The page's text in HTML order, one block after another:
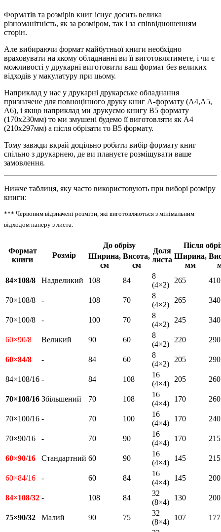
Форматів та розмірів книг існує досить велика
різноманітність, як за розміром, так і за співвідношенням
сторін.
Але вибираючи формат майбутньої книги необхідно
враховувати на якому обладнанні ви її виготовлятимете, і чи є
можливості у друкарні виготовити ваш формат без великих
відходів у макулатуру при цьому.
Наприклад у нас у друкарні друкарське обладнання
призначене для повноцінного друку книг А-формату (А4,А5,
А6), і якщо наприклад ми друкуємо книгу В5 формату
(170х230мм) то ми змушені будемо її виготовляти як А4
(210х297мм) а після обрізати то В5 формату.
Тому завжди вкрай доцільно робити вибір формату книг
спільно з друкарнею, де ви плануєте розміщувати ваше
замовлення.
Нижче таблиця, яку часто використовують при виборі розміру
книги:
*** Червоним відзначені розміри, які виготовляються з мінімальним
відходом паперу з листа.
Формат
книги
Розмір
До обрізу
Доля
листа
Після
Ширина,
см
Висота,
см
Ширина,
мм
84×108/8
Надвеликий 108 84
8
(4×2)
265 410
70×108/8 - 108 70
8
(4×2)
265 340
70×100/8 - 100 70
8
(4×2)
245 340
60×90/8 Великий 90 60
8
(4×2)
220 290
60×84/8 - 84 60
8
(4×2)
205 290
84×108/16 - 84 108
16
(4×4)
205 260
70×108/16 Збільшений 70 108
16
(4×4)
170 260
70×100/16 - 70 100
16
(4×4)
170 240
70×90/16 - 70 90
16
(4×4)
170 215
60×90/16 Стандартний 60 90
16
(4×4)
145 215
60×84/16 - 60 84
16
(4×4)
145 200
84×108/32 - 108 84
32
(8×4)
130 200
75×90/32 Малий 90 75
32
(8×4)
107
177